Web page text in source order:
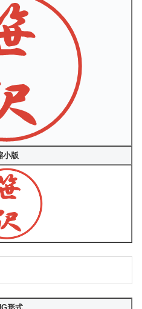
小版